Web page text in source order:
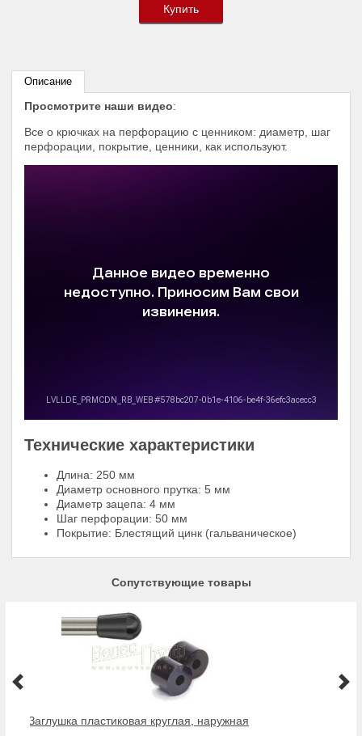
Купить
Описание
Просмотрите наши видео:
Все о крючках на перфорацию с ценником: диаметр, шаг
перфорации, покрытие, ценники, как используют.
Технические характеристики
Длина: 250 мм
Диаметр основного прутка: 5 мм
Диаметр зацепа: 4 мм
Шаг перфорации: 50 мм
Покрытие: Блестящий цинк (гальваническое)
Сопутствующие товары
Заглушка пластиковая круглая, наружная